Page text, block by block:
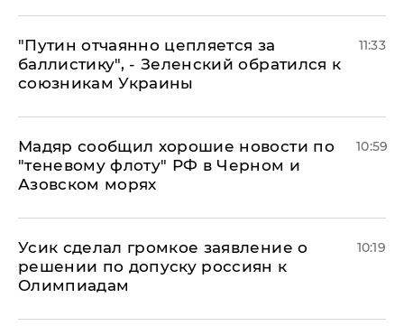
"Путин отчаянно цепляется за
баллистику", - Зеленский обратился к
союзникам Украины
11:33
Мадяр сообщил хорошие новости по
"теневому флоту" РФ в Черном и
Азовском морях
10:59
Усик сделал громкое заявление о
решении по допуску россиян к
Олимпиадам
10:19